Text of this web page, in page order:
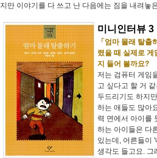
지만 이야기를 다 쓰고 난 다음에는 짐을 내려놓
미니인터뷰 3
「엄마 몰래 탈
렸을 때 실제로
지 들어 볼까요?
저는 검퓨터 게임
고 싶다고 할 거
두드리기도 하지
하는 애들도 많아
력 면에서 아이를
하는 아이들은 다
있는데, 어른들이
생각도 들고요. 그